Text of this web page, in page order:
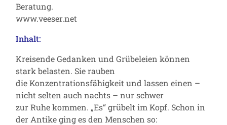
Beratung.
www.veeser.net
Inhalt:
Kreisende Gedanken und Grübeleien können
stark belasten. Sie rauben
die Konzentrationsfähigkeit und lassen einen –
nicht selten auch nachts – nur schwer
zur Ruhe kommen. „Es“ grübelt im Kopf. Schon in
der Antike ging es den Menschen so: